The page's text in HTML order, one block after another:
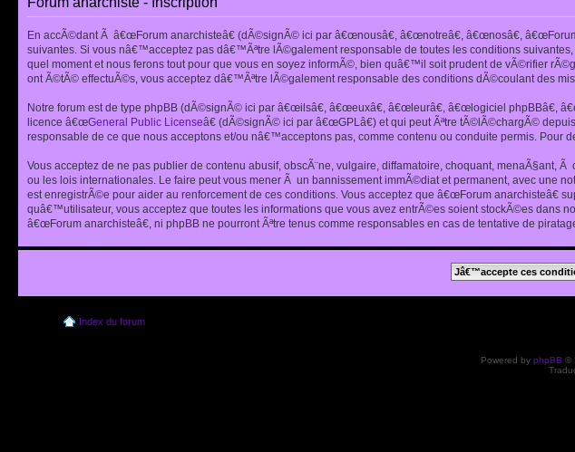
En accÃ©dant Ã â€œForum anarchisteâ€ (dÃ©signÃ© ici par â€œnousâ€, â€œnotreâ€, â€œnosâ€,
suivantes. Si vous nâ€™acceptez pas dâ€™Ãªtre lÃ©galement responsable de toutes les conditions
quel moment et nous ferons tout pour que vous en soyez informÃ©, bien quâ€™il soit prudent de vÃ©rifier
ont Ã©tÃ© effectuÃ©s, vous acceptez dâ€™Ãªtre lÃ©galement responsable des conditions dÃ©coulant des
Notre forum est de type phpBB (dÃ©signÃ© ici par â€œilsâ€, â€œeuxâ€, â€œleurâ€, â€œlogiciel phpBBâ€,
licence â€œGeneral Public Licenseâ€ (dÃ©signÃ© ici par â€œGPLâ€) et qui peut Ãªtre tÃ©lÃ©chargÃ© depuis
responsable de ce que nous acceptons et/ou nâ€™acceptons pas, comme contenu ou conduite permis. Pour
Vous acceptez de ne pas publier de contenu abusif, obscÃ¨ne, vulgaire, diffamatoire, choquant, menaÃ§ant,
ou les lois internationales. Le faire peut vous mener Ã un bannissement immÃ©diat et permanent, avec
est enregistrÃ©e pour aider au renforcement de ces conditions. Vous acceptez que â€œForum
quâ€™utilisateur, vous acceptez que toutes les informations que vous avez entrÃ©es soient stockÃ©es dans
â€œForum anarchisteâ€, ni phpBB ne pourront Ãªtre tenus comme responsables en cas de tentative de
Index du forum
Powered by phpBB ©